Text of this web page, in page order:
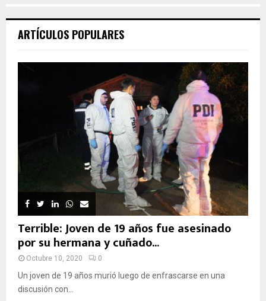
ARTÍCULOS POPULARES
Terrible: Joven de 19 años fue asesinado
por su hermana y cuñado...
Octubre 10, 2020 0
Un joven de 19 años murió luego de enfrascarse en una
discusión con...